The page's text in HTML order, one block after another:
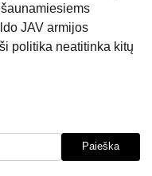
JAV armijos
politika neatitinka kitų
Paieška